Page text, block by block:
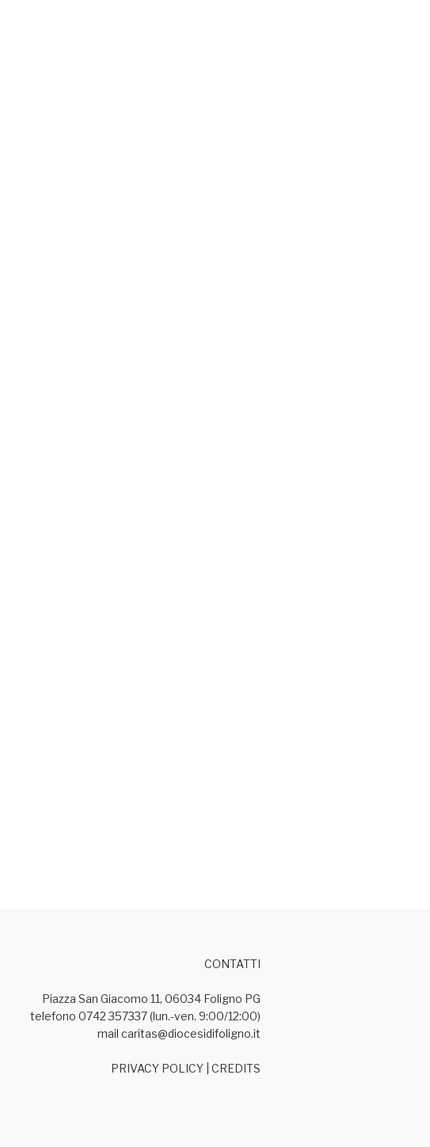
CONTATTI
Piazza San Giacomo 11, 06034 Foligno PG
telefono 0742 357337 (lun.-ven. 9:00/12:00)
mail caritas@diocesidifoligno.it
PRIVACY POLICY CREDITS